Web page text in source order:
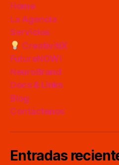
Home
La Agencia
Servicios
CreativitiX
FutureNOW!
NeuroBrand
Docs & Links
Blog
Contáctenos
Entradas